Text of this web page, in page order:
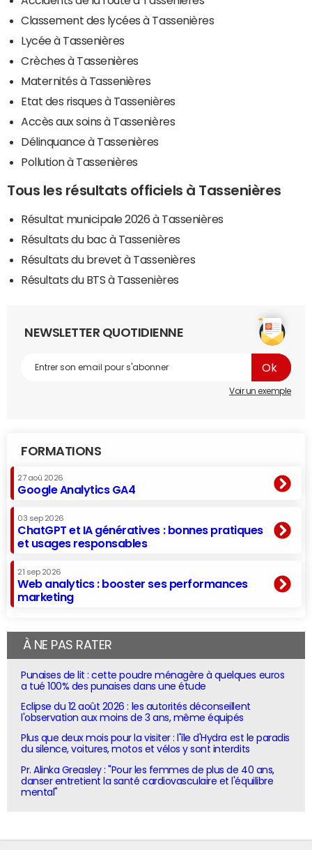
Classement des lycées à Tassenières
Lycée à Tassenières
Crèches à Tassenières
Maternités à Tassenières
Etat des risques à Tassenières
Accès aux soins à Tassenières
Délinquance à Tassenières
Pollution à Tassenières
Tous les résultats officiels à Tassenières
Résultat municipale 2026 à Tassenières
Résultats du bac à Tassenières
Résultats du brevet à Tassenières
Résultats du BTS à Tassenières
NEWSLETTER QUOTIDIENNE
Voir un exemple
FORMATIONS
27 aoû 2026
Google Analytics GA4
03 sep 2026
ChatGPT et IA génératives : bonnes pratiques
et usages responsables
21 sep 2026
Web analytics : booster ses performances
marketing
À NE PAS RATER
Punaises de lit : cette poudre ménagère à quelques euros
a tué 100% des punaises dans une étude
Eclipse du 12 août 2026 : les autorités déconseillent
l'observation aux moins de 3 ans, même équipés
Plus que deux mois pour la visiter : l'île d'Hydra est le paradis
du silence, voitures, motos et vélos y sont interdits
Pr. Alinka Greasley : "Pour les femmes de plus de 40 ans,
danser entretient la santé cardiovasculaire et l'équilibre
mental"